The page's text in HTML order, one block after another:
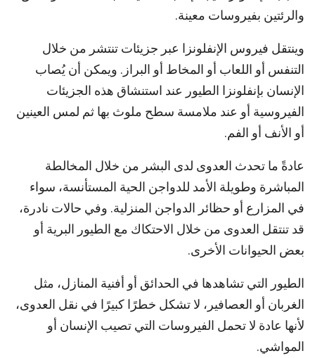
والرئتين بفيروسات معينة.
وينتقل فيروس الإنفلونزا عبر جزيئات تنتشر من خلال
التنفس أو اللعاب أو المخاط أو البراز. ويمكن أن يُصاب
الإنسان بإنفلونزا الطيور عند استنشاق هذه الجزيئات
الفيروسية أو عند ملامسة سطح ملوث بها ثم لمس العينين
أو الأنف أو الفم.
عادةً ما تحدث العدوى لدى البشر من خلال المخالطة
المباشرة وطويلة الأمد للدواجن الحية المستأنسة، سواء
في المزارع أو حظائر الدواجن المنزلية. وفي حالات نادرة،
قد تنتقل العدوى من خلال الاحتكاك مع الطيور البرية أو
بعض الحيوانات الأخرى.
الطيور التي تشاهدها في الحدائق أو أفنية المنازل، مثل
الغربان أو العصافير، لا تشكل خطرًا كبيرًا في نقل العدوى،
لأنها عادة لا تحمل الفيروسات التي تصيب الإنسان أو
المواشي.